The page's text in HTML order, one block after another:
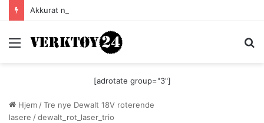
Akkurat nå er batteri-bordsaga til Festool billigere
Meny
[adrotate group="3"]
Hjem /Tre nye Dewalt 18V roterende
lasere /dewalt_rot_laser_trio